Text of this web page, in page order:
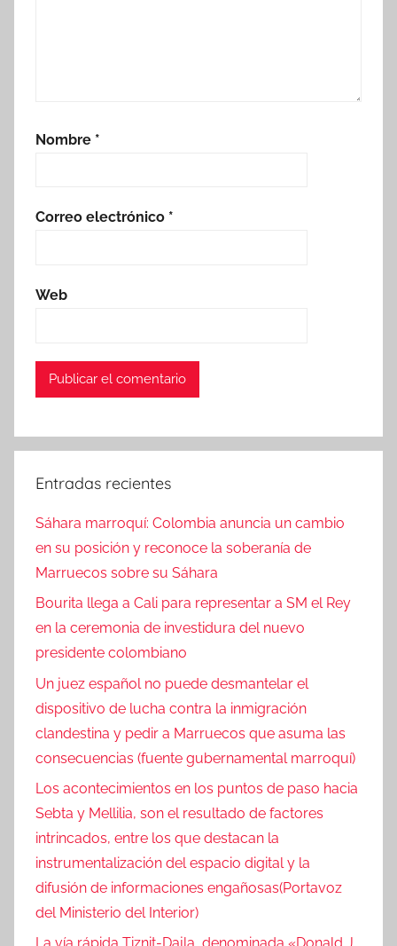
Nombre *
Correo electrónico *
Web
Entradas recientes
Sáhara marroquí: Colombia anuncia un cambio
en su posición y reconoce la soberanía de
Marruecos sobre su Sáhara
Bourita llega a Cali para representar a SM el Rey
en la ceremonia de investidura del nuevo
presidente colombiano
Un juez español no puede desmantelar el
dispositivo de lucha contra la inmigración
clandestina y pedir a Marruecos que asuma las
consecuencias (fuente gubernamental marroquí)
Los acontecimientos en los puntos de paso hacia
Sebta y Mellilia, son el resultado de factores
intrincados, entre los que destacan la
instrumentalización del espacio digital y la
difusión de informaciones engañosas(Portavoz
del Ministerio del Interior)